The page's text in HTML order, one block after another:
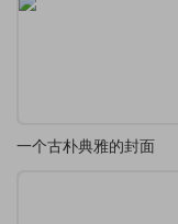
一个古朴典雅的封面